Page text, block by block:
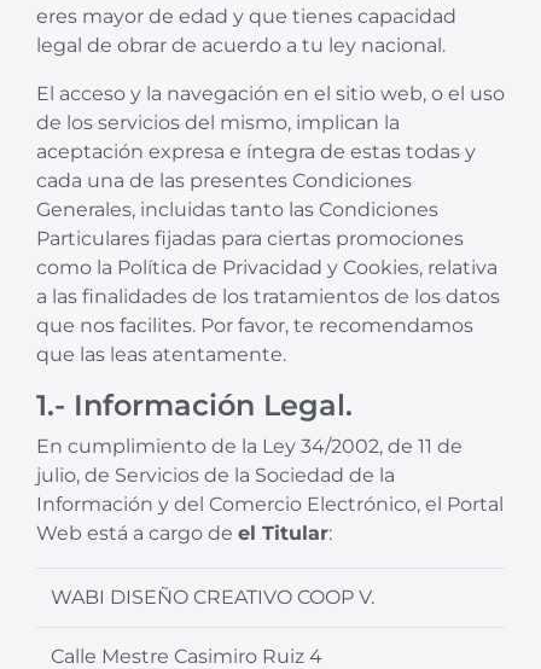
eres mayor de edad y que tienes capacidad
legal de obrar de acuerdo a tu ley nacional.
El acceso y la navegación en el sitio web, o el uso
de los servicios del mismo, implican la
aceptación expresa e íntegra de estas todas y
cada una de las presentes Condiciones
Generales, incluidas tanto las Condiciones
Particulares fijadas para ciertas promociones
como la Política de Privacidad y Cookies, relativa
a las finalidades de los tratamientos de los datos
que nos facilites. Por favor, te recomendamos
que las leas atentamente.
1.- Información Legal.
En cumplimiento de la Ley 34/2002, de 11 de
julio, de Servicios de la Sociedad de la
Información y del Comercio Electrónico, el Portal
Web está a cargo de el Titular:
WABI DISEÑO CREATIVO COOP V.
Calle Mestre Casimiro Ruiz 4